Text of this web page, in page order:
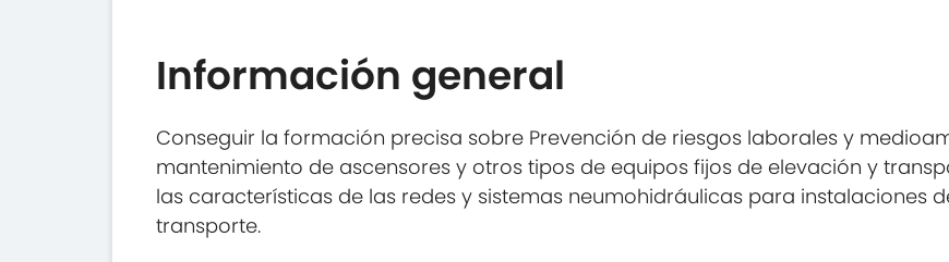
Información general
Conseguir la formación precisa sobre Prevención de riesgos laborales y
mantenimiento de ascensores y otros tipos de equipos fijos de elevación y
las características de las redes y sistemas neumohidráulicas para instalaciones
transporte.